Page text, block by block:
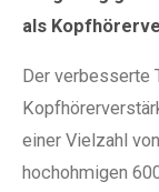
als
Der verbesserte
einer Vielzahl
hochohmigen